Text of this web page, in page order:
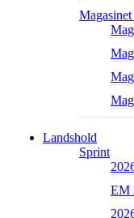
Landshold
Sprint
EM